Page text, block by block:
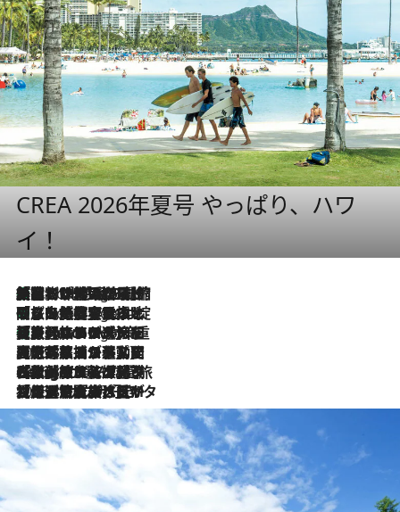
CREA 2026年夏号 やっぱり、ハワ
イ！
3 Hours Ago
「荷物が増えるほど旅ストレスは増す」美容ジャーナリストがたどり着いた最終結論。“化粧品を劇的に減らす”感動の凝縮美容とは
3 Hours Ago
「旅先には金髪ウィッグを持参」日本と同じメイクでは損してる!? 美容ジャーナリストが提案する“掟破りの旅美容”とは
3 Hours Ago
【厳選旅コスメ】「身軽さ＆UV対策重視！」ヘアアーティストshucoが選んだ夏旅ベストコスメを発表【Mサイズジップ】
2026.8.5
【厳選旅コスメ】国内をあちこち移動する河井菜摘が選んだ夏旅ベストコスメ発表！「リラックスアイテムはマスト」【Mサイズジップ】
2026.8.4
【厳選旅コスメ】「紫外線＆乾燥対策しながらメイク感も！」ヘア＆メイクGeorgeが選んだ夏旅ベストコスメを発表！【Mサイズジップ】
2026.8.3
【厳選旅コスメ】「保湿もタイパ重視！」“サウナ好き”タレント清水みさとが愛用する夏旅ベストコスメを発表！【Mサイズジップ】